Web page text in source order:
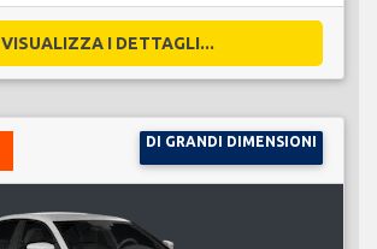
VISUALIZZA I DETTAGLI...
DI GRANDI DIMENSIONI